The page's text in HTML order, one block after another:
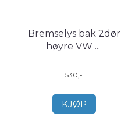
Bremselys bak 2dør
høyre VW ...
530,-
KJØP